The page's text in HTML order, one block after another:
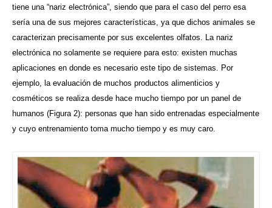
tiene una “nariz electrónica”, siendo que para el caso del perro esa
sería una de sus mejores características, ya que dichos animales se
caracterizan precisamente por sus excelentes olfatos. La nariz
electrónica no solamente se requiere para esto: existen muchas
aplicaciones en donde es necesario este tipo de sistemas. Por
ejemplo, la evaluación de muchos productos alimenticios y
cosméticos se realiza desde hace mucho tiempo por un panel de
humanos (Figura 2): personas que han sido entrenadas especialmente
y cuyo entrenamiento toma mucho tiempo y es muy caro.